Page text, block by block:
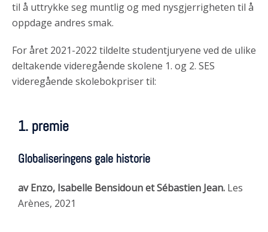
til å uttrykke seg muntlig og med nysgjerrigheten til å
oppdage andres smak.
For året 2021-2022 tildelte studentjuryene ved de ulike
deltakende videregående skolene 1. og 2. SES
videregående skolebokpriser til:
1. premie
Globaliseringens gale historie
av Enzo, Isabelle Bensidoun et Sébastien Jean. Les
Arènes, 2021